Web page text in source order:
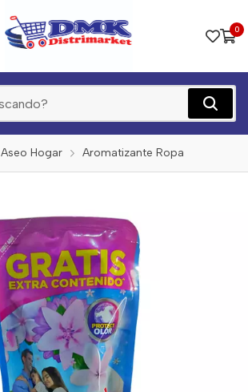
0
Aseo Hogar Aromatizante Ropa